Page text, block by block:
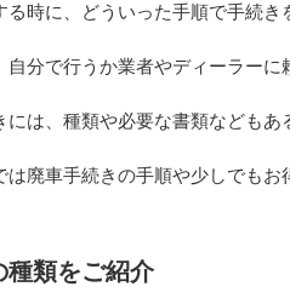
る時に、どういった手順で手続
自分で行うか業者やディーラーに
には、種類や必要な書類などもあ
は廃車手続きの手順や少しでもお
種類をご紹介